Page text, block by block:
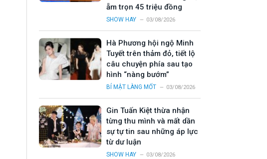
ẵm trọn 45 triệu đồng
SHOW HAY 03/08/2026
Hà Phương hội ngộ Minh
Tuyết trên thảm đỏ, tiết lộ
câu chuyện phía sau tạo
hình “nàng bướm”
BÍ MẬT LÀNG MỐT 03/08/2026
Gin Tuấn Kiệt thừa nhận
từng thu mình và mất dần
sự tự tin sau những áp lực
từ dư luận
SHOW HAY 03/08/2026